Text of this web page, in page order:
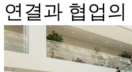
연결과 협업